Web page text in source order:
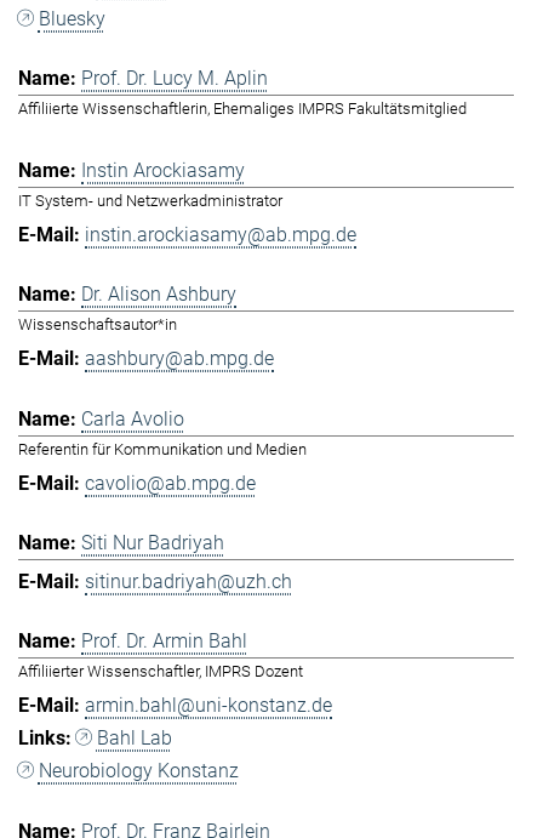
Bluesky
Prof. Dr. Lucy M. Aplin
Affiliierte Wissenschaftlerin, Ehemaliges IMPRS Fakultätsmitglied
Instin Arockiasamy
IT System- und Netzwerkadministrator
instin.arockiasamy@ab.mpg.de
Dr. Alison Ashbury
Wissenschaftsautor*in
aashbury@ab.mpg.de
Carla Avolio
Referentin für Kommunikation und Medien
cavolio@ab.mpg.de
Siti Nur Badriyah
sitinur.badriyah@uzh.ch
Prof. Dr. Armin Bahl
Affiliierter Wissenschaftler, IMPRS Dozent
armin.bahl@uni-konstanz.de
Bahl Lab
Neurobiology Konstanz
Prof. Dr. Franz Bairlein